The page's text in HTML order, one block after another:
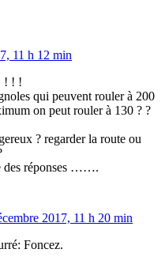
11 h 12 min
! ! !
qui peuvent rouler à 200
on peut rouler à 130 ? ?
? regarder la route ou
des réponses …….
2017, 11 h 20 min
Foncez.